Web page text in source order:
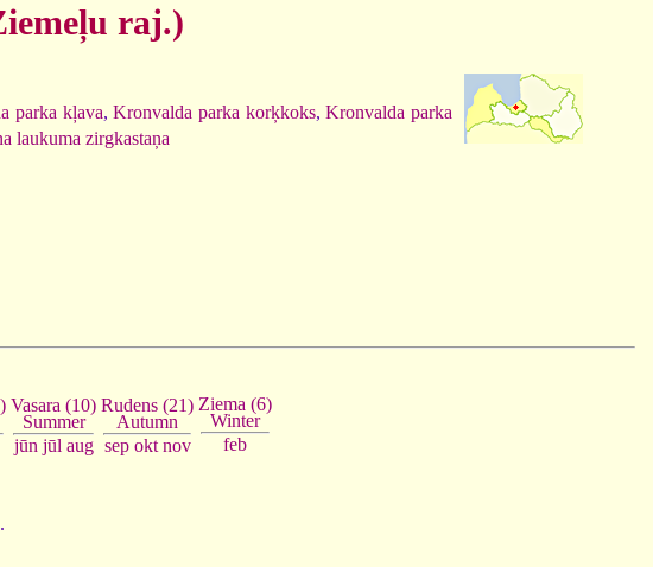
raj.)
parka kļava,Kronvalda parka korķkoks,Kronvalda parka
laukuma zirgkastaņa
Vasara (10)
Summer
jūn jūl aug
Rudens (21)
Autumn
sep okt nov
Ziema (6)
Winter
feb